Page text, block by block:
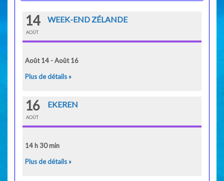
14
AOÛT
WEEK-END ZÉLANDE
Août 14 - Août 16
Plus de détails »
16
AOÛT
EKEREN
14 h 30 min
Plus de détails »